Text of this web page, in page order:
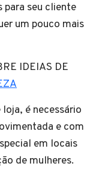
seu cliente
um pouco mais
IDEIAS DE
é necessário
e com
em locais
de mulheres.